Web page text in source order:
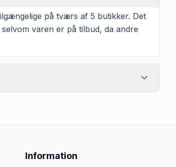
på tværs af 5 butikker. Det
varen er på tilbud, da andre
Information